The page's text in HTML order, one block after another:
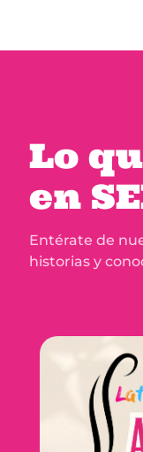
Lo
en
Entérate de
historias y